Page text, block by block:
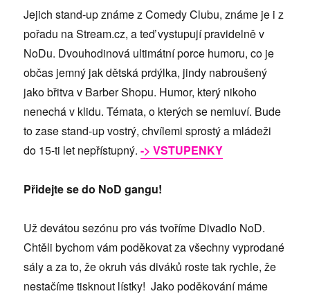
Jejich stand-up známe z Comedy Clubu, známe je i z
pořadu na Stream.cz, a teď vystupují pravidelně v
NoDu. Dvouhodinová ultimátní porce humoru, co je
občas jemný jak dětská prdýlka, jindy nabroušený
jako břitva v Barber Shopu. Humor, který nikoho
nenechá v klidu. Témata, o kterých se nemluví. Bude
to zase stand-up vostrý, chvílemi sprostý a mládeži
do 15-ti let nepřístupný. -> VSTUPENKY
Přidejte se do NoD gangu!
Už devátou sezónu pro vás tvoříme Divadlo NoD.
Chtěli bychom vám poděkovat za všechny vyprodané
sály a za to, že okruh vás diváků roste tak rychle, že
nestačíme tisknout lístky! Jako poděkování máme